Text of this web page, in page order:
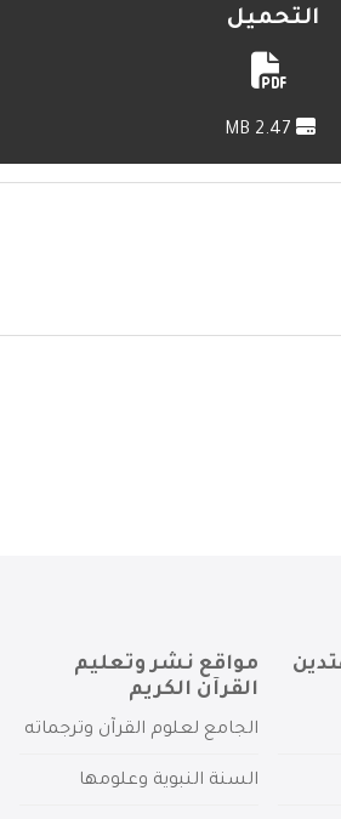
التحميل
مواقع نشر وتعليم
القرآن الكريم
الجامع لعلوم القرآن وترجماته
السنة النبوية وعلومها